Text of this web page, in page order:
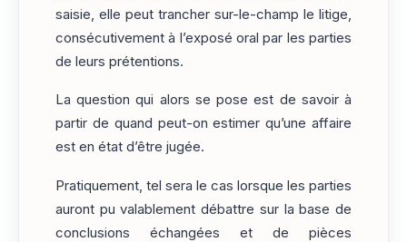
saisie, elle peut trancher sur-le-champ le litige,
consécutivement à l’exposé oral par les parties
de leurs prétentions.
La question qui alors se pose est de savoir à
partir de quand peut-on estimer qu’une affaire
est en état d’être jugée.
Pratiquement, tel sera le cas lorsque les parties
auront pu valablement débattre sur la base de
conclusions échangées et de pièces